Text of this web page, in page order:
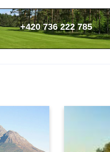
+420 736 222 785